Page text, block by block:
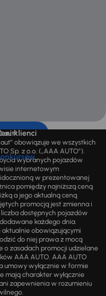
klienci
aut”
obowiązuje we wszystkich
Sp. z o.o. („AAA AUTO”).
wybranych pojazdów
internetowym
w prezentowanej
pomiędzy najniższą ceną
a jego aktualną ceną
promocją jest zmienna i
dostępnych pojazdów
każdego dnia.
aktualnie obowiązującymi
do niej prawa z mocą
o zasadach promocji udzielane
AAA AUTO. AAA AUTO
umowy wyłącznie w formie
mają charakter wyłącznie
zapewnienia w rozumieniu